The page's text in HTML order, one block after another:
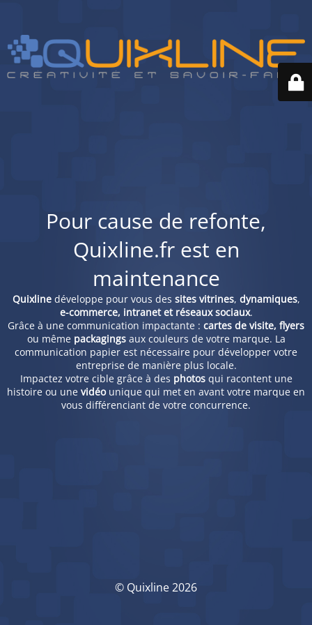
Pour cause de refonte,
Quixline.fr est en
maintenance
Quixlinedéveloppe pour vous des sites vitrines, dynamiques,
e-commerce, intranet et réseaux sociaux.
Grâce à une communication impactante : cartes de visite, flyers
ou même packagingsaux couleurs de votre marque. La
communication papier est nécessaire pour développer votre
entreprise de manière plus locale.
Impactez votre cible grâce à des photosqui racontent une
histoire ou une vidéounique qui met en avant votre marque en
vous différenciant de votre concurrence.
© Quixline 2026